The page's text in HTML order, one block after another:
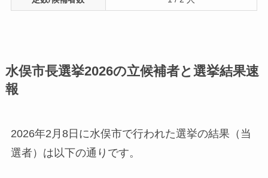
水俣市長選挙2026の立候補者と選挙結果速
報
2026年2月8日に水俣市で行われた選挙の結果（当
選者）は以下の通りです。